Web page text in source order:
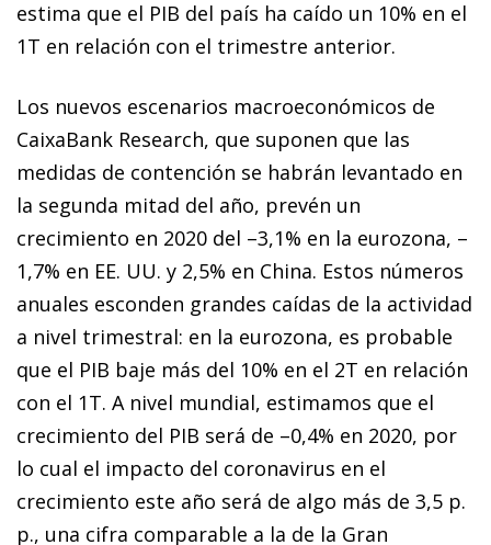
estima que el PIB del país ha caído un 10% en el
1T en relación con el trimestre anterior.
Los nuevos escenarios macroeconómicos de
CaixaBank Research, que suponen que las
medidas de contención se habrán levantado en
la segunda mitad del año, prevén un
crecimiento en 2020 del –3,1% en la eurozona, –
1,7% en EE. UU. y 2,5% en China. Estos números
anuales esconden grandes caídas de la actividad
a nivel trimestral: en la eurozona, es probable
que el PIB baje más del 10% en el 2T en relación
con el 1T. A nivel mundial, estimamos que el
crecimiento del PIB será de –0,4% en 2020, por
lo cual el impacto del coronavirus en el
crecimiento este año será de algo más de 3,5 p.
p., una cifra comparable a la de la Gran